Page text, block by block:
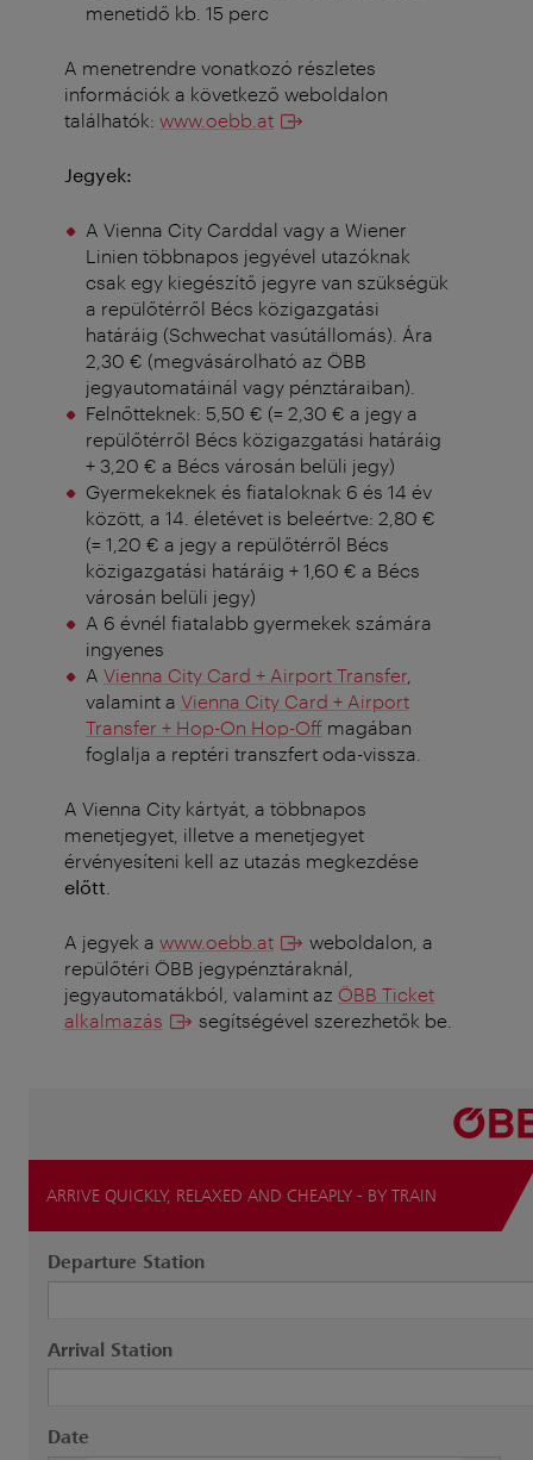
menetidő kb. 15 perc
A menetrendre vonatkozó részletes
információk a következő weboldalon
találhatók: www.oebb.at
Jegyek:
A Vienna City Carddal vagy a Wiener
Linien többnapos jegyével utazóknak
csak egy kiegészítő jegyre van szükségük
a repülőtérről Bécs közigazgatási
határáig (Schwechat vasútállomás). Ára
2,30 € (megvásárolható az ÖBB
jegyautomatáinál vagy pénztáraiban).
Felnőtteknek: 5,50 € (= 2,30 € a jegy a
repülőtérről Bécs közigazgatási határáig
+ 3,20 € a Bécs városán belüli jegy)
Gyermekeknek és fiataloknak 6 és 14 év
között, a 14. életévet is beleértve: 2,80 €
(= 1,20 € a jegy a repülőtérről Bécs
közigazgatási határáig + 1,60 € a Bécs
városán belüli jegy)
A 6 évnél fiatalabb gyermekek számára
ingyenes
A Vienna City Card + Airport Transfer,
valamint a Vienna City Card + Airport
Transfer + Hop-On Hop-Offmagában
foglalja a reptéri transzfert oda-vissza.
A Vienna City kártyát, a többnapos
menetjegyet, illetve a menetjegyet
érvényesíteni kell az utazás megkezdése
előtt
A jegyek a www.oebb.at
weboldalon, a
repülőtéri ÖBB jegypénztáraknál,
jegyautomatákból, valamint az ÖBB Ticket
alkalmazás
segítségével szerezhetők be.